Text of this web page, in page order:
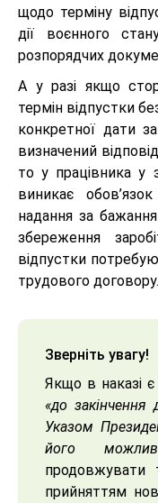
щодо терміну
дії воєнного
розпорядчих
А у разі якщо
термін відпустки
конкретної дати
визначений
то у працівника у
виникає
надання за
збереження
відпустки
трудового договору.
Зверніть увагу!
Якщо в наказі
«до закінчення
Указом
його
продовжувати
прийняттям